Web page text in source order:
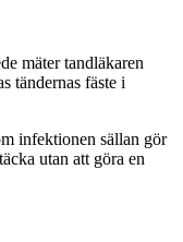
mäter tandläkaren
tändernas fäste i
infektionen sällan gör
utan att göra en